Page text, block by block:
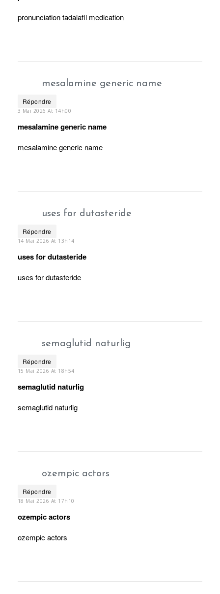
pronunciation tadalafil medication
mesalamine generic name
Répondre
3 Mai 2026 At 14h00
mesalamine generic name
mesalamine generic name
uses for dutasteride
Répondre
14 Mai 2026 At 13h14
uses for dutasteride
uses for dutasteride
semaglutid naturlig
Répondre
15 Mai 2026 At 18h54
semaglutid naturlig
semaglutid naturlig
ozempic actors
Répondre
18 Mai 2026 At 17h10
ozempic actors
ozempic actors